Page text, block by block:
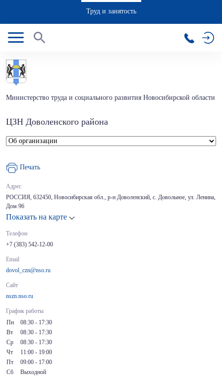
Труд и занятость
Министерство труда и социального развития Новосибирской области
ЦЗН Доволенского района
Печать
Адрес
РОССИЯ, 632450, Новосибирская обл., р-н Доволенский, с. Довольное, ул. Ленина,
Дом 96
Показать на карте
Телефон
+7 (383) 542-12-00
Email
dovol_czn@nso.ru
Сайт
nszn.nso.ru
График работы
Пн
08:30 - 17:30
Вт
08:30 - 17:30
Ср
08:30 - 17:30
Чт
11:00 - 19:00
Пт
09:00 - 17:00
Сб
Выходной